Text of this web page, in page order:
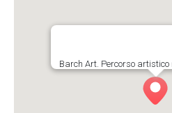
Barch Art. Percorso